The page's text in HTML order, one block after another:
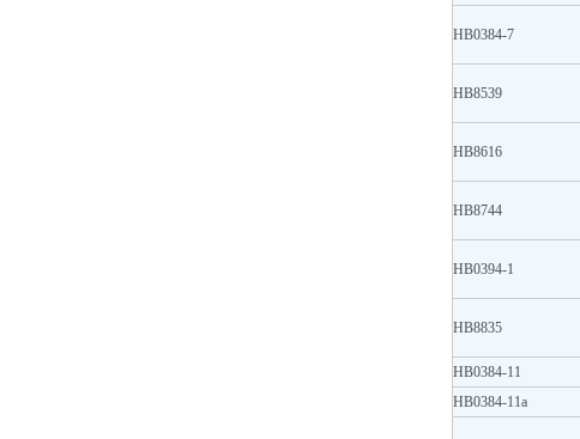
HB0384-7
HB8539
HB8616
HB8744
HB0394-1
HB8835
HB0384-11
HB0384-11a